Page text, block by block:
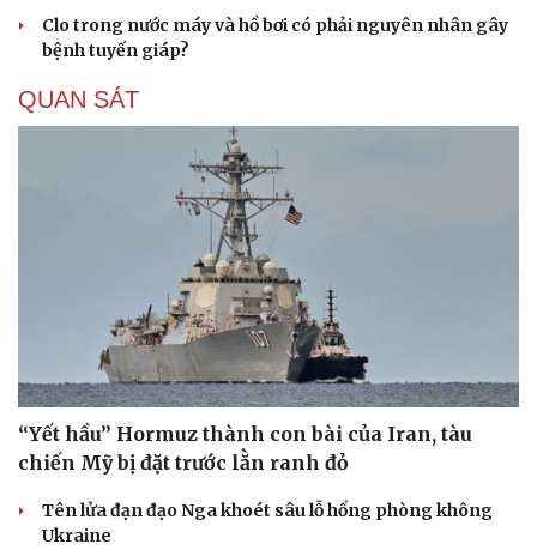
Du lịch
Săn Tour
check-in
Podcast
Đọc truyện đêm khuya
Clo trong nước máy và hồ bơi có phải nguyên nhân gây
bệnh tuyến giáp?
QUAN SÁT
“Yết hầu” Hormuz thành con bài của Iran, tàu
chiến Mỹ bị đặt trước lằn ranh đỏ
Tên lửa đạn đạo Nga khoét sâu lỗ hổng phòng không
Ukraine